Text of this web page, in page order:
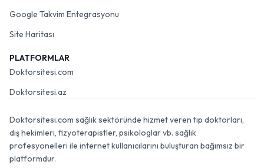
Google Takvim Entegrasyonu
Site Haritası
PLATFORMLAR
Doktorsitesi.com
Doktorsitesi.az
Doktorsitesi.com sağlık sektöründe hizmet veren tıp doktorları,
diş hekimleri, fizyoterapistler, psikologlar vb. sağlık
profesyonelleri ile internet kullanıcılarını buluşturan bağımsız bir
platformdur.